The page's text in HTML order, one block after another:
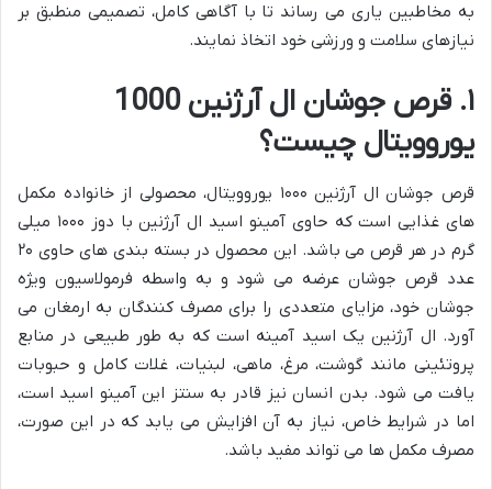
به مخاطبین یاری می رساند تا با آگاهی کامل، تصمیمی منطبق بر
نیازهای سلامت و ورزشی خود اتخاذ نمایند.
۱. قرص جوشان ال آرژنین 1000
یوروویتال چیست؟
قرص جوشان ال آرژنین ۱۰۰۰ یوروویتال، محصولی از خانواده مکمل
های غذایی است که حاوی آمینو اسید ال آرژنین با دوز ۱۰۰۰ میلی
گرم در هر قرص می باشد. این محصول در بسته بندی های حاوی ۲۰
عدد قرص جوشان عرضه می شود و به واسطه فرمولاسیون ویژه
جوشان خود، مزایای متعددی را برای مصرف کنندگان به ارمغان می
آورد. ال آرژنین یک اسید آمینه است که به طور طبیعی در منابع
پروتئینی مانند گوشت، مرغ، ماهی، لبنیات، غلات کامل و حبوبات
یافت می شود. بدن انسان نیز قادر به سنتز این آمینو اسید است،
اما در شرایط خاص، نیاز به آن افزایش می یابد که در این صورت،
مصرف مکمل ها می تواند مفید باشد.